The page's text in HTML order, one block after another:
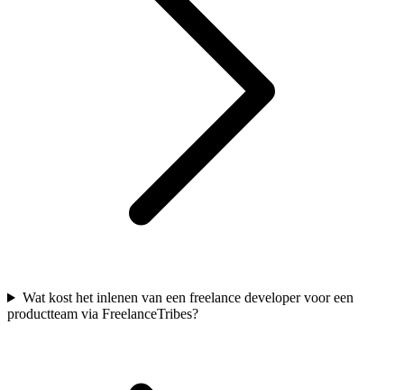
Wat kost het inlenen van een freelance developer voor een
productteam via FreelanceTribes?